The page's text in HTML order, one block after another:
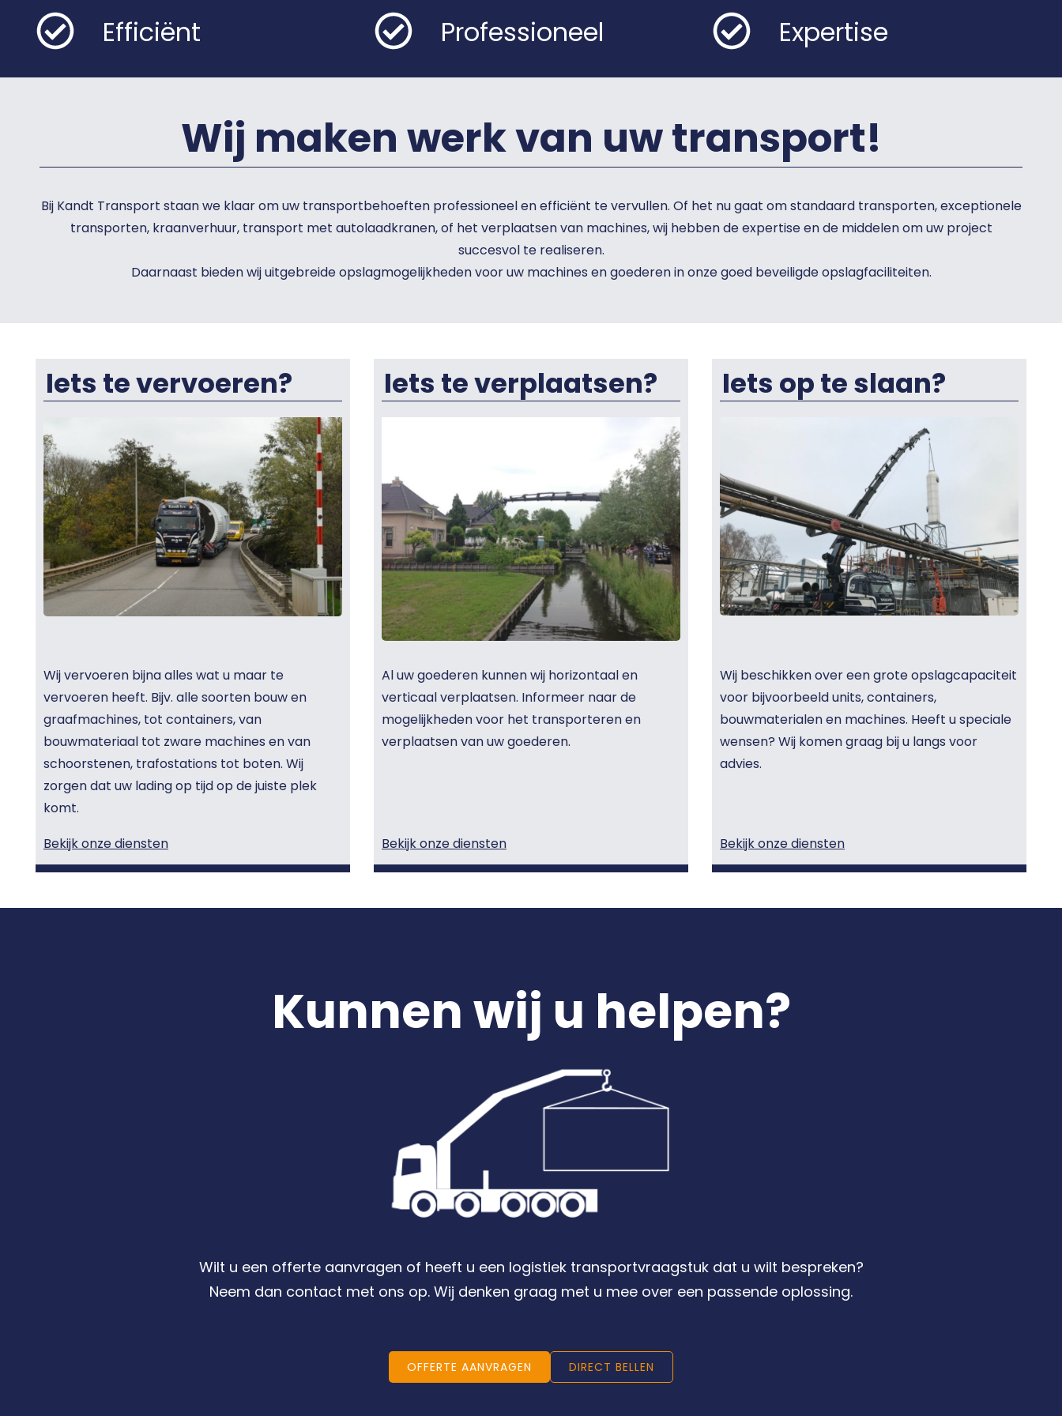
Efficiënt Professioneel Expertise
Wij maken werk van uw transport!
Bij Kandt Transport staan we klaar om uw transportbehoeften professioneel en efficiënt te vervullen. Of het nu gaat om standaard transporten, exceptionele
transporten, kraanverhuur, transport met autolaadkranen, of het verplaatsen van machines, wij hebben de expertise en de middelen om uw project
succesvol te realiseren.
Daarnaast bieden wij uitgebreide opslagmogelijkheden voor uw machines en goederen in onze goed beveiligde opslagfaciliteiten.
Iets te vervoeren?
Wij vervoeren bijna alles wat u maar te
vervoeren heeft. Bijv. alle soorten bouw en
graafmachines, tot containers, van
bouwmateriaal tot zware machines en van
schoorstenen, trafostations tot boten. Wij
zorgen dat uw lading op tijd op de juiste plek
komt.
Bekijk onze diensten
Iets te verplaatsen?
Al uw goederen kunnen wij horizontaal en
verticaal verplaatsen. Informeer naar de
mogelijkheden voor het transporteren en
verplaatsen van uw goederen.
Bekijk onze diensten
Iets op te slaan?
Wij beschikken over een grote opslagcapaciteit
voor bijvoorbeeld units, containers,
bouwmaterialen en machines. Heeft u speciale
wensen? Wij komen graag bij u langs voor
advies.
Bekijk onze diensten
Kunnen wij u helpen?
Wilt u een offerte aanvragen of heeft u een logistiek transportvraagstuk dat u wilt bespreken?
Neem dan contact met ons op. Wij denken graag met u mee over een passende oplossing.
OFFERTE AANVRAGEN DIRECT BELLEN